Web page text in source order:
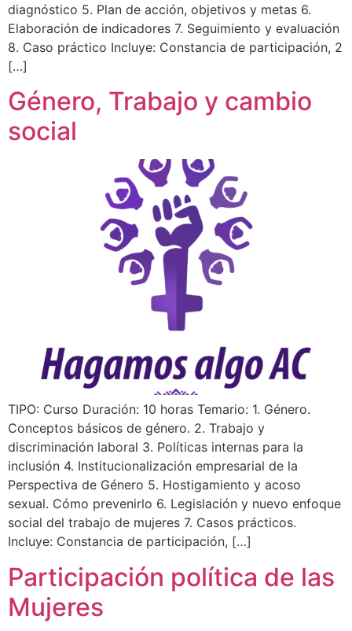
diagnóstico 5. Plan de acción, objetivos y metas 6.
Elaboración de indicadores 7. Seguimiento y evaluación
8. Caso práctico Incluye: Constancia de participación, 2
[…]
Género, Trabajo y cambio
social
TIPO: Curso Duración: 10 horas Temario: 1. Género.
Conceptos básicos de género. 2. Trabajo y
discriminación laboral 3. Políticas internas para la
inclusión 4. Institucionalización empresarial de la
Perspectiva de Género 5. Hostigamiento y acoso
sexual. Cómo prevenirlo 6. Legislación y nuevo enfoque
social del trabajo de mujeres 7. Casos prácticos.
Incluye: Constancia de participación, […]
Participación política de las
Mujeres